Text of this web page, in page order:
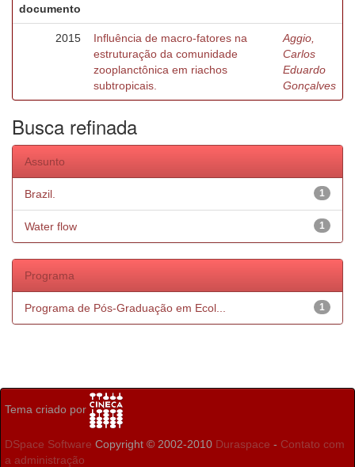
documento
2015
Influência de macro-fatores na
estruturação da comunidade
zooplanctônica em riachos
subtropicais.
Aggio,
Carlos
Eduardo
Gonçalves
Busca refinada
Assunto
1
Brazil.
1
Water flow
Programa
1
Programa de Pós-Graduação em Ecol...
Tema criado por
DSpace Software Copyright © 2002-2010 Duraspace - Contato com
a administração